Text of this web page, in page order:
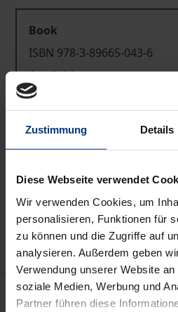
Zustimmung Details
Diese Webseite verwendet
Wir verwenden Cookies, um
personalisieren, Funktionen für
zu können und die Zugriffe auf
analysieren. Außerdem geben
Verwendung unserer Website
soziale Medien, Werbung und
Partner führen diese
Book
ISBN 978-3-89665-043-6
Available
Prices include VAT. Depending
may vary at checkout.
Add to
Add to Wish List
Delivery cost notice
Description